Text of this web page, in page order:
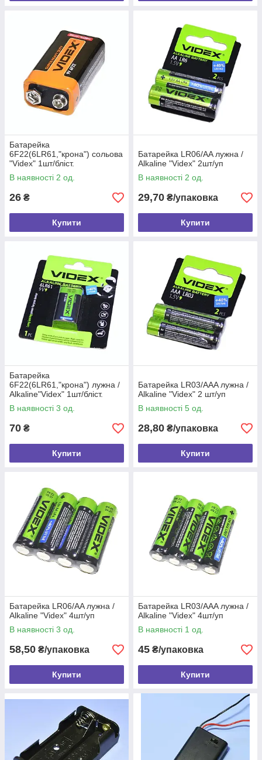
Батарейка
6F22(6LR61,"крона") сольова
"Videx" 1шт/бліст.
В наявності 2 од.
26 ₴
Купити
Батарейка LR06/AA лужна /
Alkaline "Videx" 2шт/уп
В наявності 2 од.
29,70 ₴/упаковка
Купити
Батарейка
6F22(6LR61,"крона") лужна /
Alkaline"Videx" 1шт/бліст.
В наявності 3 од.
70 ₴
Купити
Батарейка LR03/AAA лужна /
Alkaline "Videx" 2 шт/уп
В наявності 5 од.
28,80 ₴/упаковка
Купити
Батарейка LR06/AA лужна /
Alkaline "Videx" 4шт/уп
В наявності 3 од.
58,50 ₴/упаковка
Купити
Батарейка LR03/AAA лужна /
Alkaline "Videx" 4шт/уп
В наявності 1 од.
45 ₴/упаковка
Купити